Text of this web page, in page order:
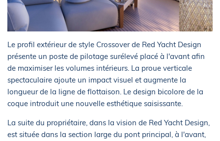
Le profil extérieur de style Crossover de Red Yacht Design
présente un poste de pilotage surélevé placé à l'avant afin
de maximiser les volumes intérieurs. La proue verticale
spectaculaire ajoute un impact visuel et augmente la
longueur de la ligne de flottaison. Le design bicolore de la
coque introduit une nouvelle esthétique saisissante.
La suite du propriétaire, dans la vision de Red Yacht Design,
est située dans la section large du pont principal, à l'avant,